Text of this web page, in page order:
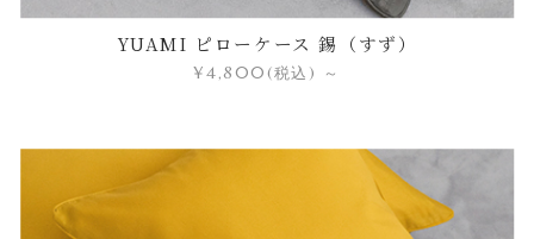
YUAMI ピローケース 錫（すず）
¥4,800 (税込) ～